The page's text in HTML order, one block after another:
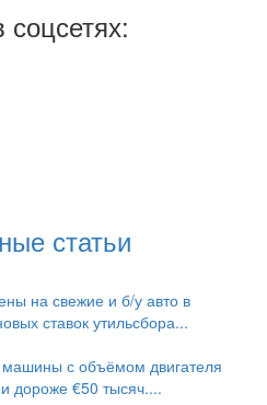
статьи
на свежие и б/у авто в
ставок утильсбора...
с объёмом двигателя
дороже €50 тысяч....